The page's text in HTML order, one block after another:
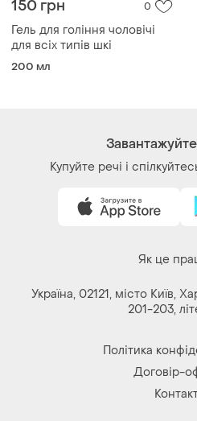
150 грн 0
Гель для гоління чоловічі
для всіх типів шкі
200 мл
Купуйте речі і
Як це
Україна, 02121, місто Київ,
201-203,
Політика
Договір-